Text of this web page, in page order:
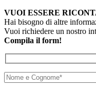
VUOI ESSERE
Hai bisogno di altre
Vuoi richiedere un nostro
Compila il form!